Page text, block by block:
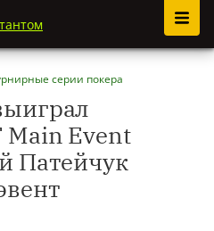
серии покера
Main Event
Патейчук